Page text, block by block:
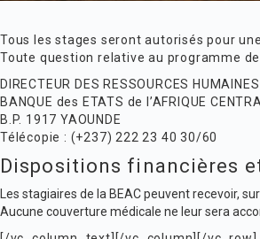
Tous les stages seront autorisés pour
Toute question relative au programme
DIRECTEUR DES RESSOURCES
BANQUE des ETATS de l’AFRIQUE
B.P. 1917 YAOUNDE
Télécopie : (+237) 222 23 40 30/60
Dispositions financières
Les stagiaires de la BEAC peuvent recevoir,
Aucune couverture médicale ne leur sera